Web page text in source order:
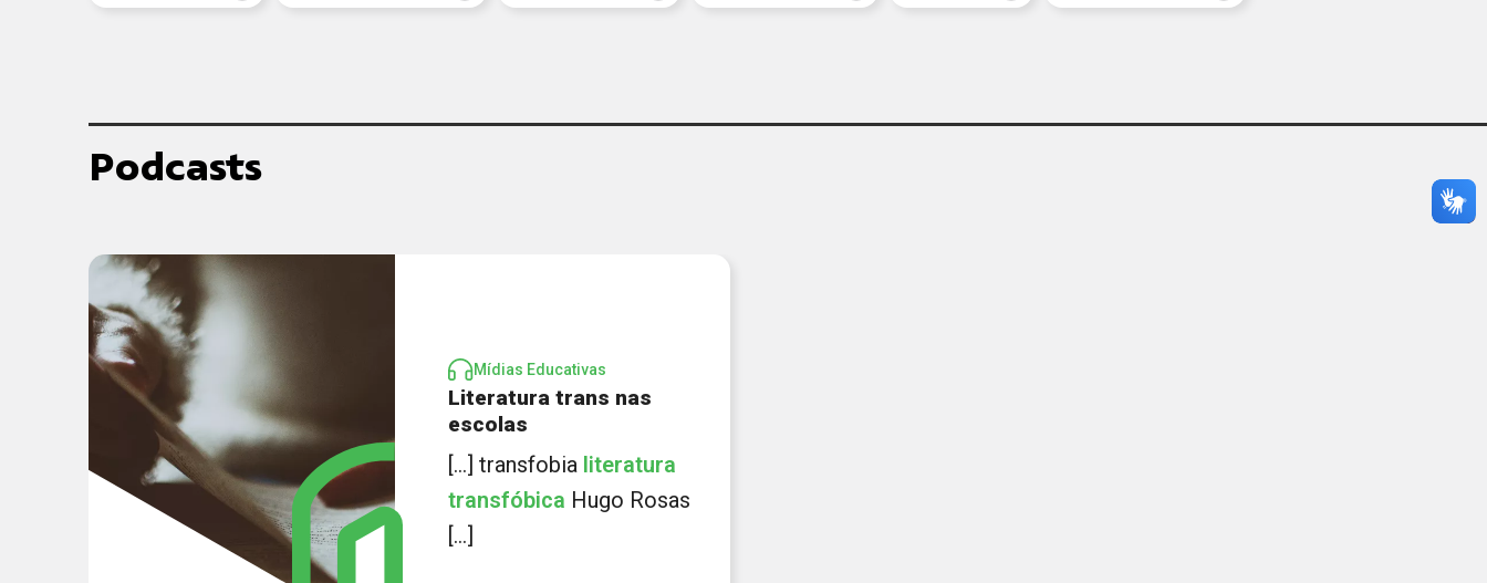
Podcasts
Mídias Educativas
Literatura trans nas
escolas
[...] transfobia literatura
transfóbica Hugo Rosas
[...]